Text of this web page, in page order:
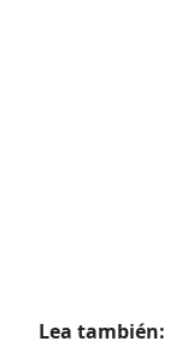
Lea también: